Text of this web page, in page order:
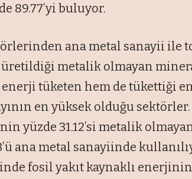
89.77’yi buluyor.
ana metal sanayii ile
metalik olmayan
tüketen hem de tükettiği
en yüksek olduğu
yüzde 31.12’si metalik
ana metal sanayiinde
fosil yakıt kaynaklı enerjinin